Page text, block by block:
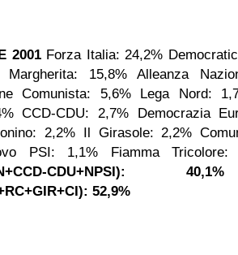
2001 Forza Italia: 24,2%
Margherita: 15,8%
Alleanza
Comunista: 5,6%
Lega Nord:
CCD-CDU: 2,7%
Democrazia
2,2% Il Girasole: 2,2%
PSI: 1,1% Fiamma Tricolore:
CDU+NPSI): 40,1%
52,9%